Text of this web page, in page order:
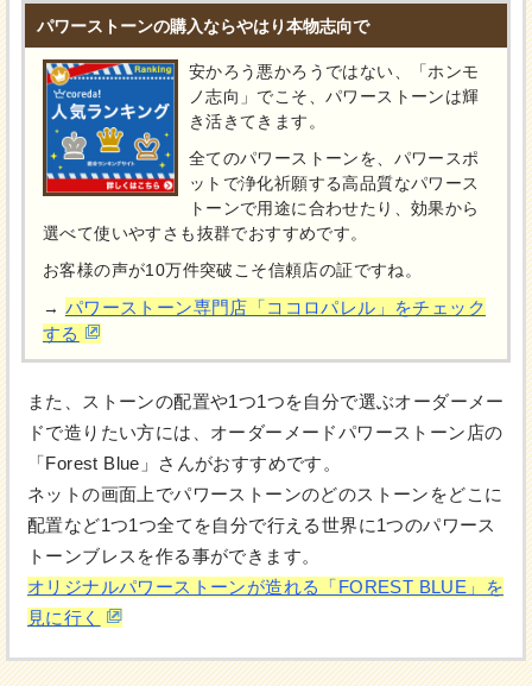
パワーストーンの購入ならやはり本物志向で
安かろう悪かろうではない、「ホンモ
ノ志向」でこそ、パワーストーンは輝
き活きてきます。
全てのパワーストーンを、パワースポ
ットで浄化祈願する高品質なパワース
トーンで用途に合わせたり、効果から
選べて使いやすさも抜群でおすすめです。
お客様の声が10万件突破こそ信頼店の証ですね。
→ パワーストーン専門店「ココロパレル」をチェック
する
また、ストーンの配置や1つ1つを自分で選ぶオーダーメー
ドで造りたい方には、オーダーメードパワーストーン店の
「Forest Blue」さんがおすすめです。
ネットの画面上でパワーストーンのどのストーンをどこに
配置など1つ1つ全てを自分で行える世界に1つのパワース
トーンブレスを作る事ができます。
オリジナルパワーストーンが造れる「FOREST BLUE」を
見に行く